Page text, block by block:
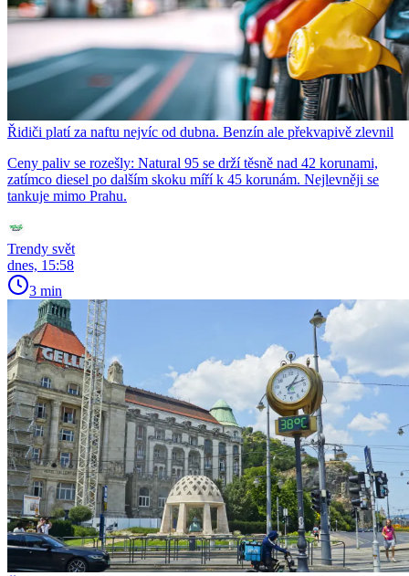
Řidiči platí za naftu nejvíc od dubna. Benzín ale překvapivě zlevnil
Ceny paliv se rozešly: Natural 95 se drží těsně nad 42 korunami,
zatímco diesel po dalším skoku míří k 45 korunám. Nejlevněji se
tankuje mimo Prahu.
Trendy svět
dnes, 15:58
3 min